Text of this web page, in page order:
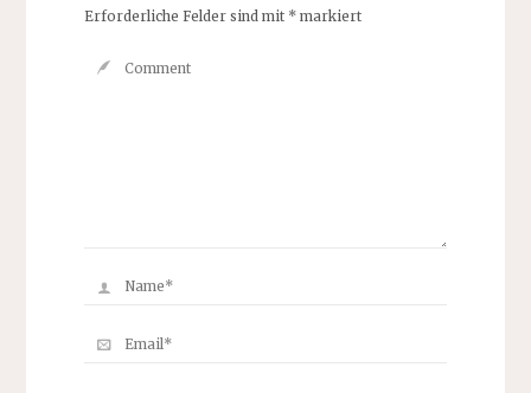
Erforderliche Felder sind mit *markiert